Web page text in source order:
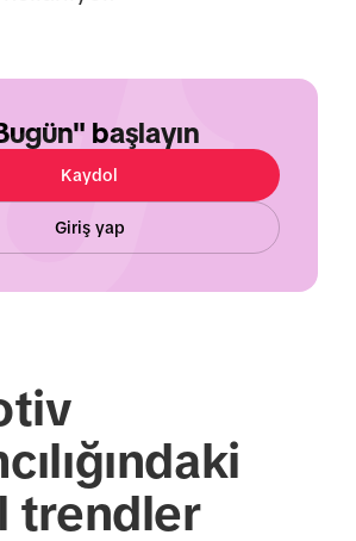
başlayın
Kaydol
Giriş yap
trendler